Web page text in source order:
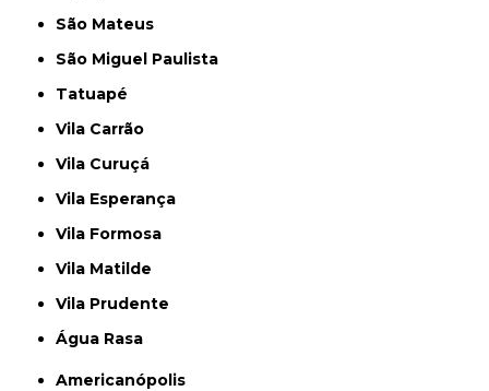
São Mateus
São Miguel Paulista
Tatuapé
Vila Carrão
Vila Curuçá
Vila Esperança
Vila Formosa
Vila Matilde
Vila Prudente
Água Rasa
Americanópolis